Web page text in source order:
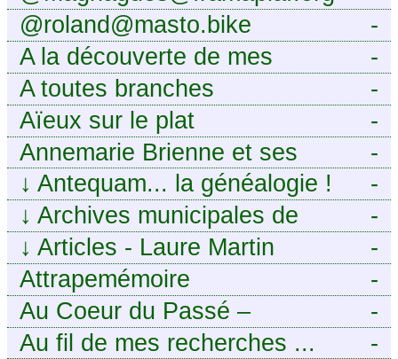
-
@roland@masto.bike
-
A la découverte de mes
ancêtres
-
A toutes branches
-
Aïeux sur le plat
-
Annemarie Brienne et ses
challenges de A à Z
-
↓ Antequam... la généalogie !
-
↓ Archives municipales de
Montpellier
-
↓ Articles - Laure Martin
-
Attrapemémoire
-
Au Coeur du Passé –
Généalogie Familiale
-
Au fil de mes recherches ...